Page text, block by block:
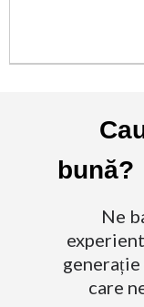
bună?
Ne
care